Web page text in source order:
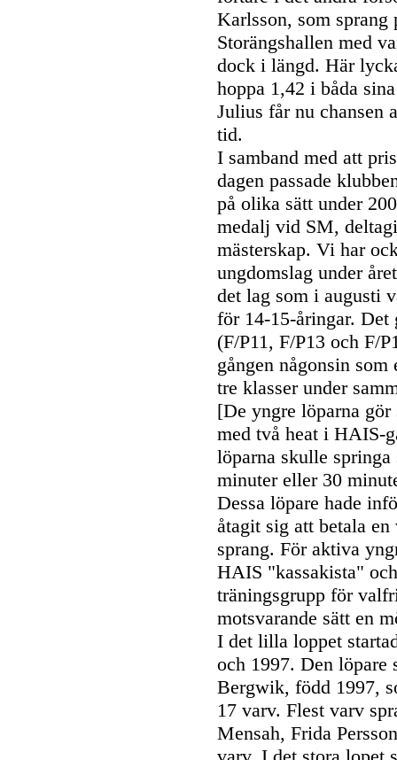
Karlsson, som
Storängshallen med
dock i längd. Här
hoppa 1,42 i båda
Julius får nu chansen
tid.
I samband med att
dagen passade
på olika sätt under
medalj vid SM,
mästerskap. Vi har
ungdomslag under
det lag som i augusti
för 14-15-åringar. Det
(F/P11, F/P13 och F/
gången någonsin
tre klasser under
[De yngre löparna
med två heat i HAIS-
löparna skulle
minuter eller 30
Dessa löpare hade
åtagit sig att betala
sprang. För aktiva
HAIS "kassakista"
träningsgrupp för
motsvarande sätt en
I det lilla loppet
och 1997. Den löpare
Bergwik, född 1997,
17 varv. Flest varv
Mensah, Frida